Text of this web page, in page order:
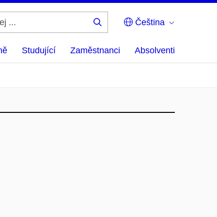
Čeština
Studující Zaměstnanci Absolventi